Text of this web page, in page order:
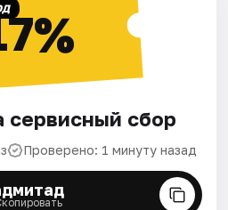
сервисный сбор
Проверено: 1 минуту назад